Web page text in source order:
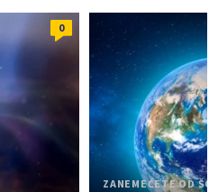
0
ZANEMEĆETE OD